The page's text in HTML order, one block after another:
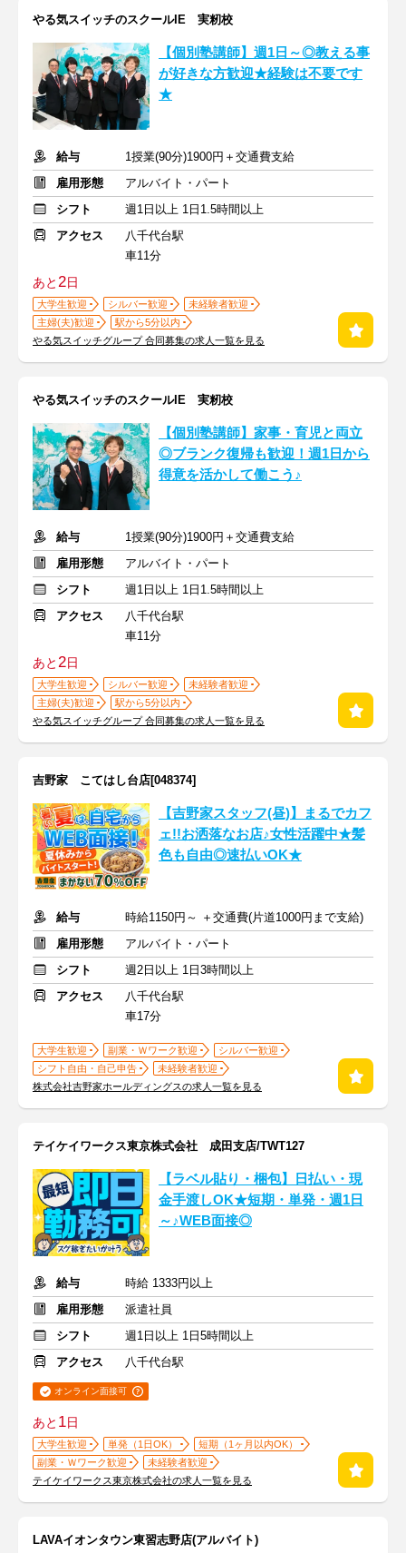
やる気スイッチのスクールIE 実籾校
【個別塾講師】週1日～◎教える事
が好きな方歓迎★経験は不要です
★
給与
1授業(90分)1900円＋交通費支給
雇用形態
アルバイト・パート
シフト
週1日以上 1日1.5時間以上
アクセス
八千代台駅
車11分
あと2日
大学生歓迎 シルバー歓迎
未経験者歓迎
主婦(夫)歓迎
駅から5分以内
やる気スイッチグループ 合同募集の求人一覧を見る
やる気スイッチのスクールIE 実籾校
【個別塾講師】家事・育児と両立
◎ブランク復帰も歓迎！週1日から
得意を活かして働こう♪
給与
1授業(90分)1900円＋交通費支給
雇用形態
アルバイト・パート
シフト
週1日以上 1日1.5時間以上
アクセス
八千代台駅
車11分
あと2日
大学生歓迎 シルバー歓迎
未経験者歓迎
主婦(夫)歓迎
駅から5分以内
やる気スイッチグループ 合同募集の求人一覧を見る
吉野家 こてはし台店[048374]
【吉野家スタッフ(昼)】まるでカフ
ェ!!お洒落なお店♪女性活躍中★髪
色も自由◎速払いOK★
給与
時給1150円～ ＋交通費(片道1000円まで支給)
雇用形態
アルバイト・パート
シフト
週2日以上 1日3時間以上
アクセス
八千代台駅
車17分
大学生歓迎 副業・Ｗワーク歓迎
シルバー歓迎
シフト自由・自己申告
未経験者歓迎
株式会社吉野家ホールディングスの求人一覧を見る
テイケイワークス東京株式会社 成田支店/TWT127
【ラベル貼り・梱包】日払い・現
金手渡しOK★短期・単発・週1日
～♪WEB面接◎
給与
時給 1333円以上
雇用形態
派遣社員
シフト
週1日以上 1日5時間以上
アクセス
八千代台駅
オンライン面接可
あと 1日
大学生歓迎 単発（1日OK）
短期（1ヶ月以内OK）
副業・Ｗワーク歓迎
未経験者歓迎
テイケイワークス東京株式会社の求人一覧を見る
LAVAイオンタウン東習志野店(アルバイト)